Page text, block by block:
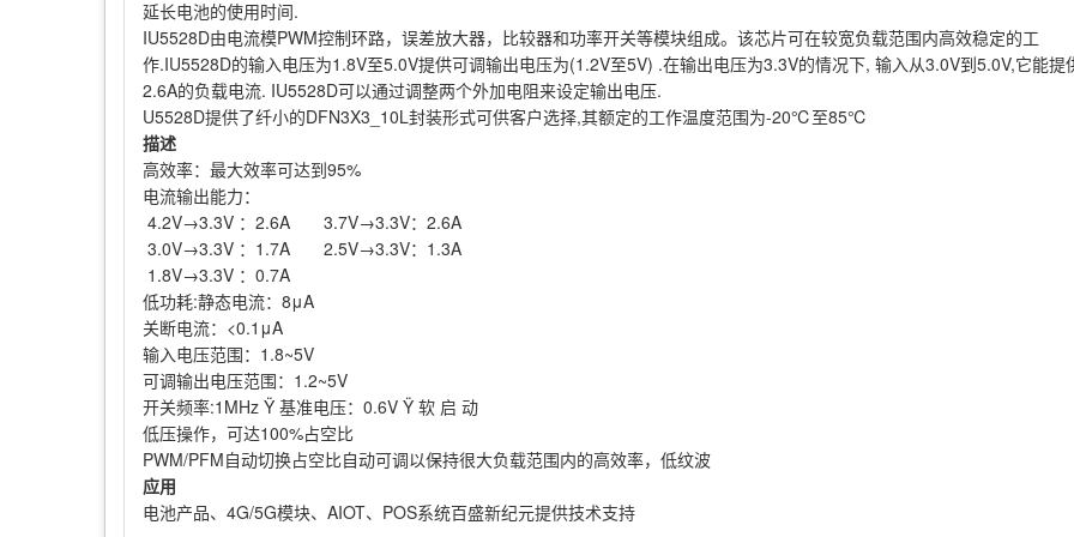
延长电池的使用时间.
IU5528D由电流模PWM控制环路，误差放大器，比较器和功率开关等模块组成。该芯片可在较宽负载范围内高效稳定的工
作.IU5528D的输入电压为1.8V至5.0V提供可调输出电压为(1.2V至5V) .在输出电压为3.3V的情况下, 输入从3.0V到5.0V,它能提
2.6A的负载电流. IU5528D可以通过调整两个外加电阻来设定输出电压.
U5528D提供了纤小的DFN3X3_10L封装形式可供客户选择,其额定的工作温度范围为-20℃至85℃
描述
高效率：最大效率可达到95%
电流输出能力：
4.2V→3.3V ：2.6A 3.7V→3.3V：2.6A
3.0V→3.3V ：1.7A 2.5V→3.3V：1.3A
1.8V→3.3V ：0.7A
低功耗:静态电流：8μA
关断电流： <0.1μA
输入电压范围： 1.8~5V
可调输出电压范围： 1.2~5V
开关频率:1MHz Ÿ 基准电压：0.6V Ÿ 软 启 动
低压操作，可达100%占空比
PWM/PFM自动切换占空比自动可调以保持很大负载范围内的高效率，低纹波
应用
电池产品、 4G/5G模块、AIOT、POS系统百盛新纪元提供技术支持